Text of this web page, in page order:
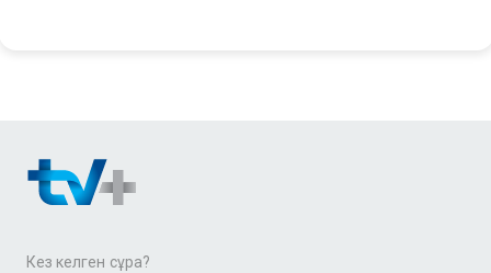
Кез келген сұрақ?